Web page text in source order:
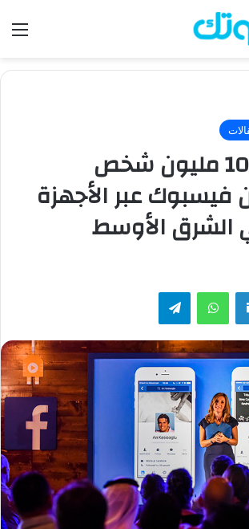
أكثر من 100 مليون شخص
عبر الأجهزة
الشرق الأوسط
لينكدإن واتساب